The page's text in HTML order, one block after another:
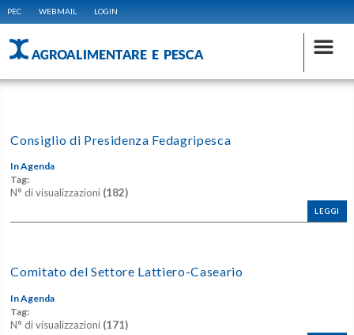
PEC WEBMAIL LOGIN
AGROALIMENTARE E PESCA
Consiglio di Presidenza Fedagripesca
In Agenda
Tag:
N° di visualizzazioni (182)
LEGGI
Comitato del Settore Lattiero-Caseario
In Agenda
Tag:
N° di visualizzazioni (171)